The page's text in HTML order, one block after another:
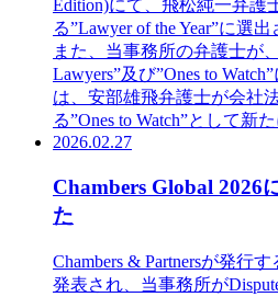
Edition)にて、飛松純一弁護
る”Lawyer of the Year”に選出
また、当事務所の弁護士が
Lawyers”及び”Ones to
は、安部雄飛弁護士が会社
る”Ones to Watch”として新
2026.02.27
Chambers Global 2026
た
Chambers & Partnersが発行
発表され、当事務所が